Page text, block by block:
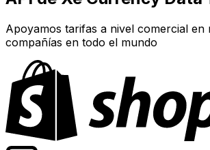
Apoyamos tarifas a nivel comercial en
compañías en todo el mundo